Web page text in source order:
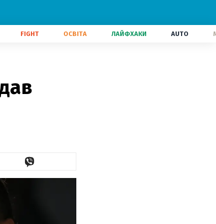
FIGHT ОСВІТА ЛАЙФХАКИ AUTO